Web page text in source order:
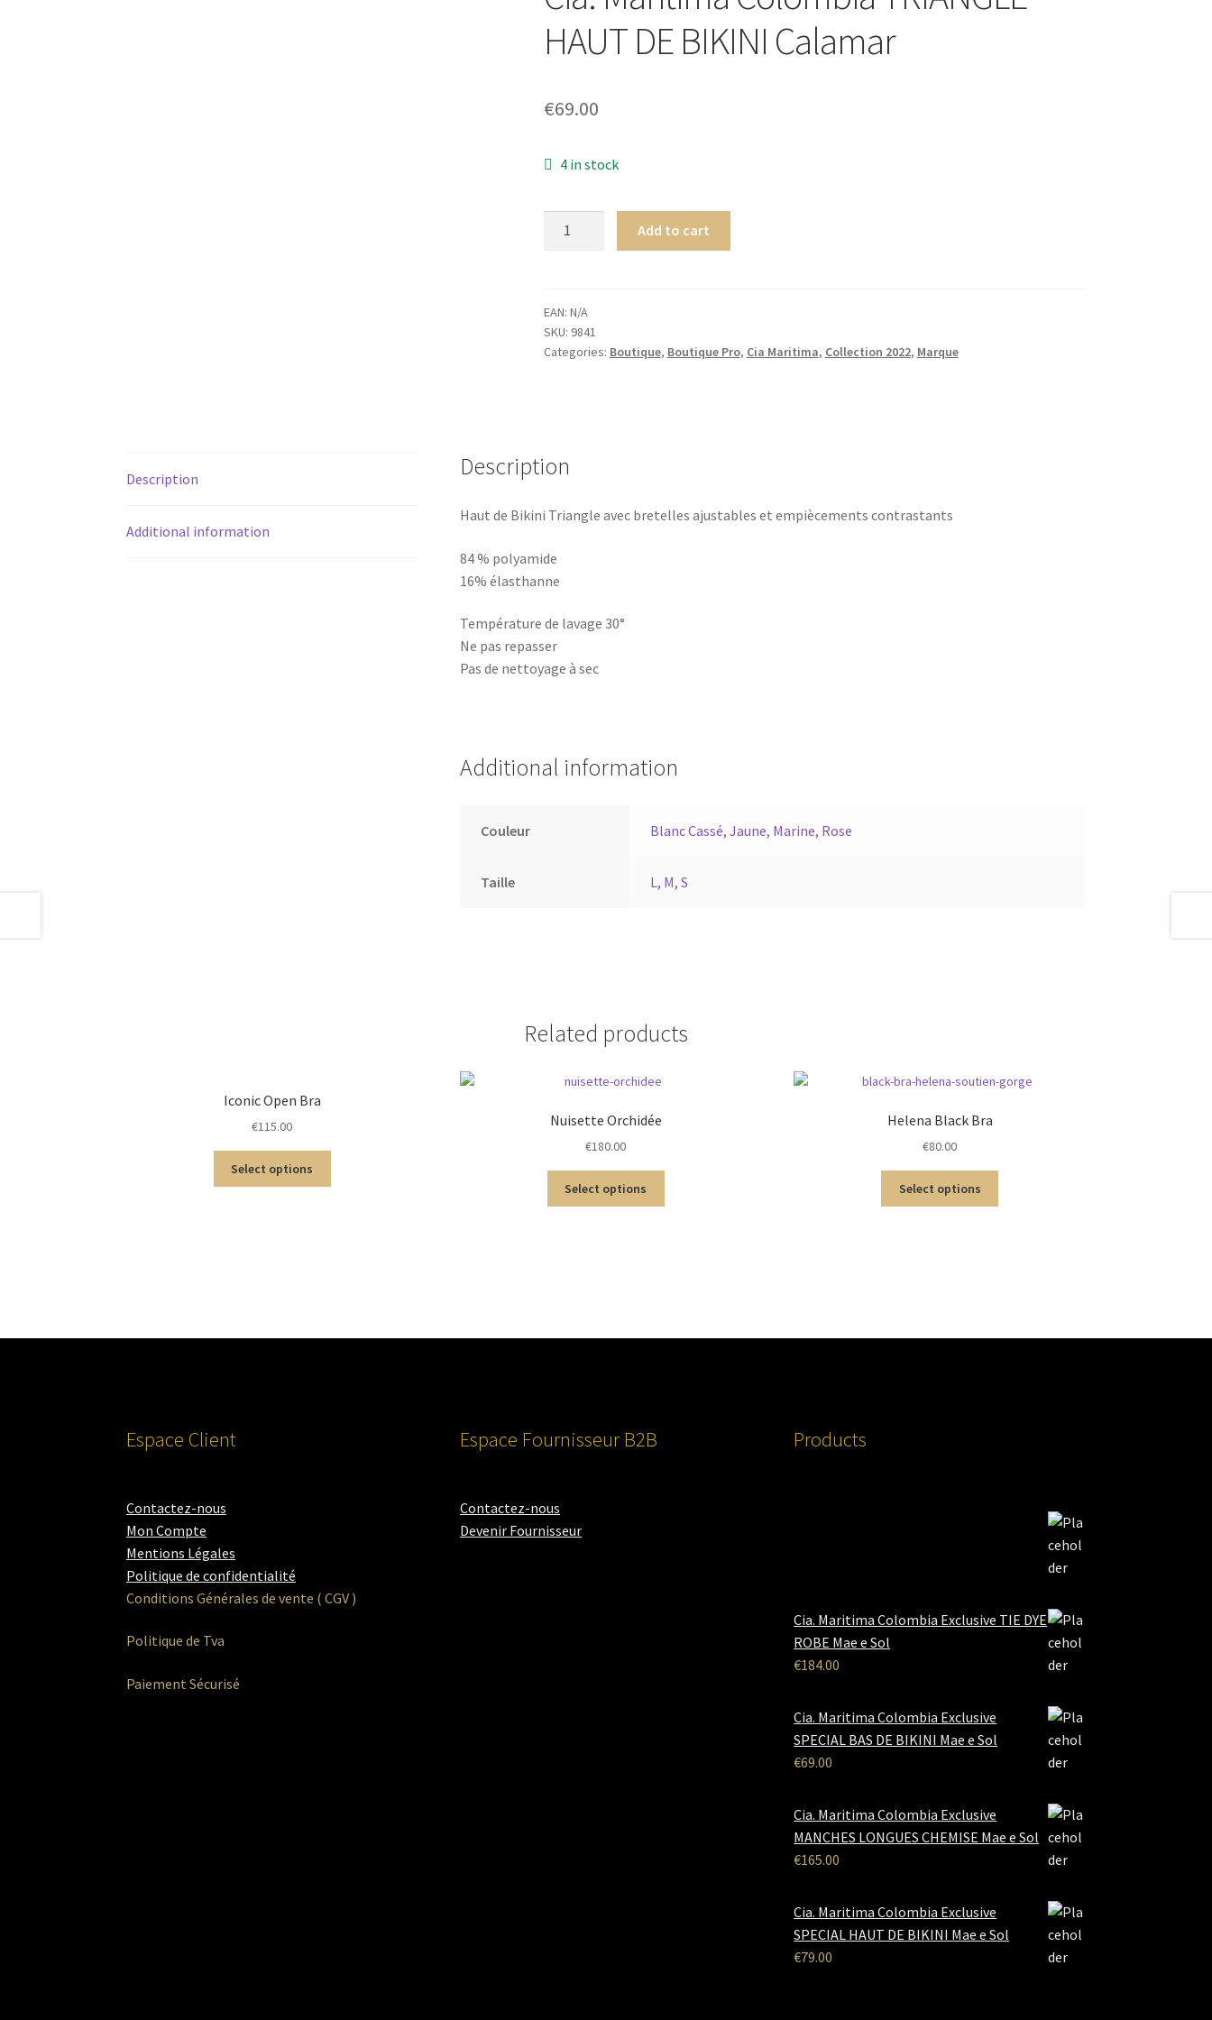
HAUT DE BIKINI Calamar
€69.00
4 in stock
HAUT
DE
BIKINI
Add to cart
EAN: N/A
SKU: 9841
Categories: Boutique, Boutique Pro, Cia Maritima, Collection 2022, Marque
Description
Additional information
Description
Haut de Bikini Triangle avec bretelles ajustables et empiècements contrastants
84 % polyamide
16% élasthanne
Température de lavage 30°
Ne pas repasser
Pas de nettoyage à sec
Additional information
Couleur Blanc Cassé, Jaune, Marine, Rose
Taille L, M, S
Related products
Iconic Open Bra
€115.00
Select options
Nuisette Orchidée
€180.00
Select options
Helena Black Bra
€80.00
Select options
Espace Client
Contactez-nous
Mon Compte
Mentions Légales
Politique de confidentialité
Conditions Générales de vente ( CGV )
Politique de Tva
Paiement Sécurisé
Espace Fournisseur B2B
Contactez-nous
Devenir Fournisseur
Products
Cia. Maritima Colombia Exclusive TIE DYE
ROBE Mae e Sol
€184.00
Cia. Maritima Colombia Exclusive
SPECIAL BAS DE BIKINI Mae e Sol
€69.00
Cia. Maritima Colombia Exclusive
MANCHES LONGUES CHEMISE Mae e Sol
€165.00
Cia. Maritima Colombia Exclusive
SPECIAL HAUT DE BIKINI Mae e Sol
€79.00